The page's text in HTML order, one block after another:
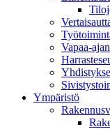
Vapaa-
Ympä­ristö